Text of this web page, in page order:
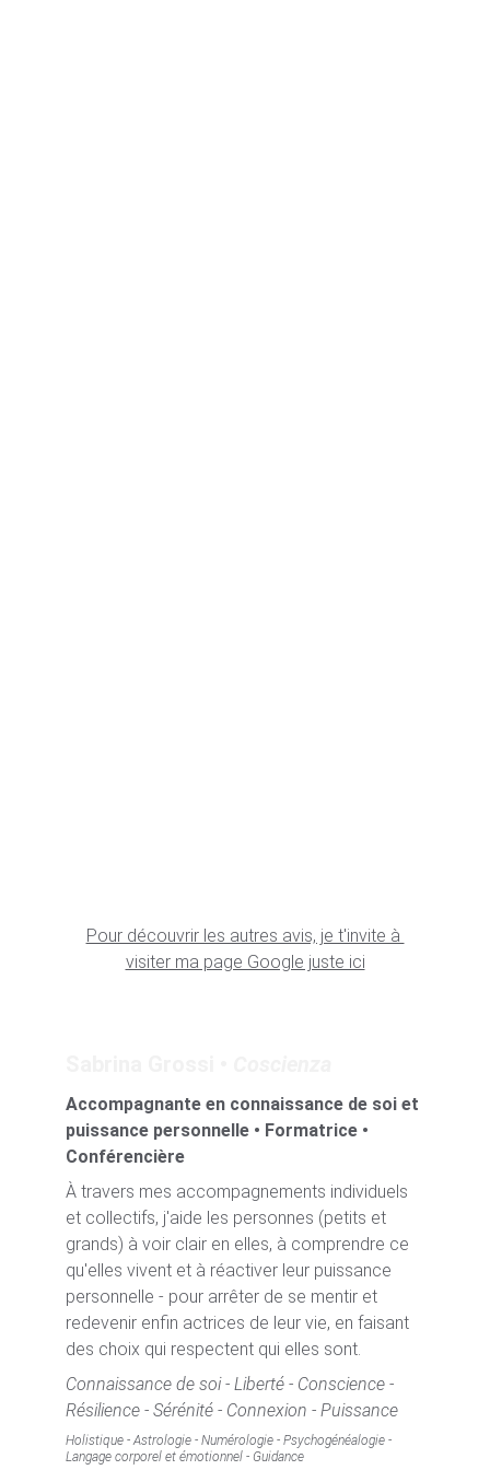
Pour découvrir les autres avis, je t'invite à
visiter ma page Google juste ici
Accompagnante en connaissance de soi et
puissance personnelle • Formatrice •
Conférencière
À travers mes accompagnements individuels
et collectifs, j'aide les personnes (petits et
grands) à voir clair en elles, à comprendre ce
qu'elles vivent et à réactiver leur puissance
personnelle - pour arrêter de se mentir et
redevenir enfin actrices de leur vie, en faisant
des choix qui respectent qui elles sont.
Connaissance de soi - Liberté - Conscience -
Résilience - Sérénité - Connexion - Puissance
Holistique - Astrologie - Numérologie - Psychogénéalogie -
Langage corporel et émotionnel - Guidance